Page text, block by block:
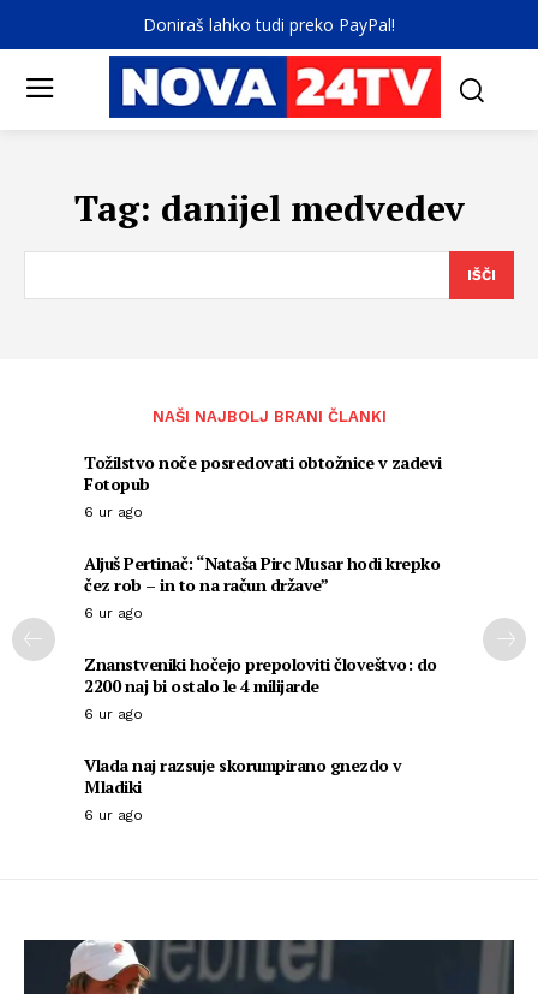
Doniraš lahko tudi preko PayPal!
Tag: danijel medvedev
IŠČI
NAŠI NAJBOLJ BRANI ČLANKI
Tožilstvo noče posredovati obtožnice v zadevi
Fotopub
6 ur ago
Aljuš Pertinač: “Nataša Pirc Musar hodi krepko
čez rob – in to na račun države”
6 ur ago
Znanstveniki hočejo prepoloviti človeštvo: do
2200 naj bi ostalo le 4 milijarde
6 ur ago
Vlada naj razsuje skorumpirano gnezdo v
Mladiki
6 ur ago